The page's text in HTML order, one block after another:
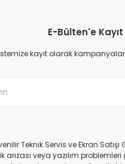
veya görüntülenemiyor.
bilgiler bulunuyor.
E-Bülten'e
kayıt olarak
Teknik Servis ve Ekran
arızası veya yazılım